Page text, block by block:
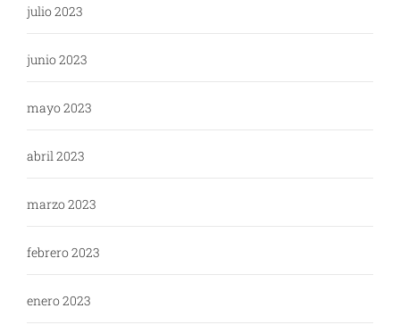
julio 2023
junio 2023
mayo 2023
abril 2023
marzo 2023
febrero 2023
enero 2023